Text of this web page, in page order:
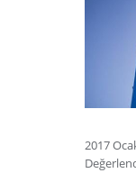
2017